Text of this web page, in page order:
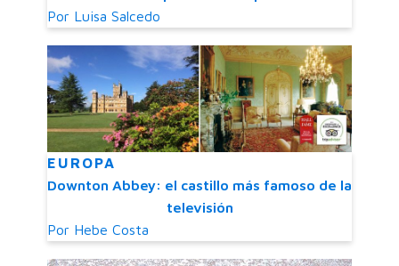
Por Luisa Salcedo
EUROPA
Downton Abbey: el castillo más famoso de la
televisión
Por Hebe Costa